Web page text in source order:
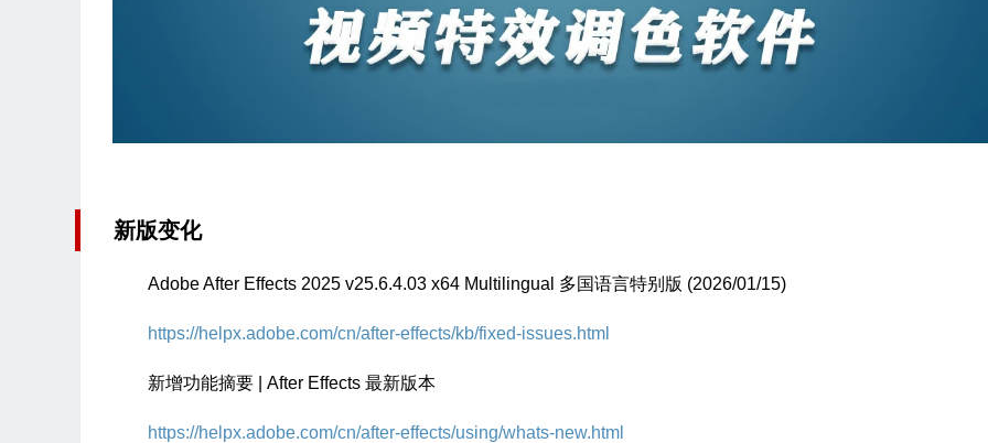
新版变化
Adobe After Effects 2025 v25.6.4.03 x64 Multilingual 多国语言特别版 (2026/01/15)
https://helpx.adobe.com/cn/after-effects/kb/fixed-issues.html
新增功能摘要 | After Effects 最新版本
https://helpx.adobe.com/cn/after-effects/using/whats-new.html